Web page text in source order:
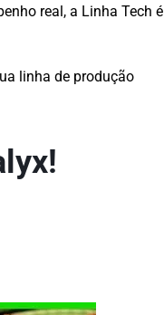
real, a Linha Tech é
linha de produção